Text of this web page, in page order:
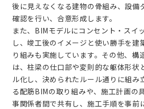
後に見えなくなる建物の骨組み、設備
確認を行い、合意形成します。
また、BIMモデルにコンセント・スイ
し、竣工後のイメージと使い勝手を建
り組みも実施しています。その他、構
は、柱梁の仕口部や変則的な躯体形状
ル化し、決められたルール通りに組み
る配筋BIMの取り組みや、施工計画の
事関係者間で共有し、施工手順を事前